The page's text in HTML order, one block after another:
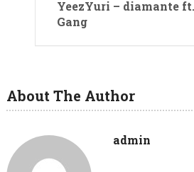
YeezYuri – diamante
Gang
About The Author
admin